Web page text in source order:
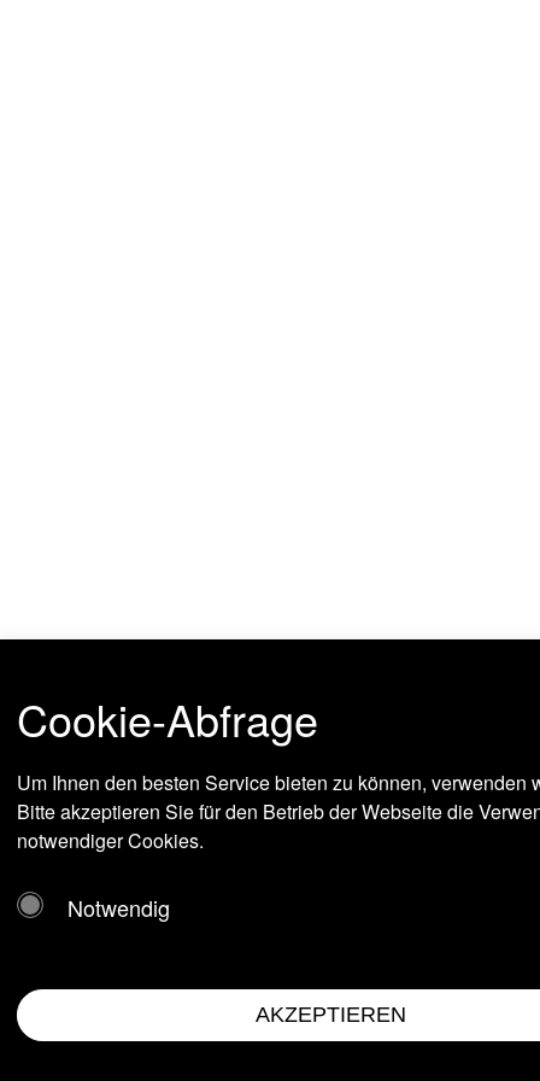
Cookie-Abfrage
Um Ihnen den besten Service bieten zu können, verwenden
Bitte akzeptieren Sie für den Betrieb der Webseite die
notwendiger Cookies.
Notwendig
AKZEPTIEREN